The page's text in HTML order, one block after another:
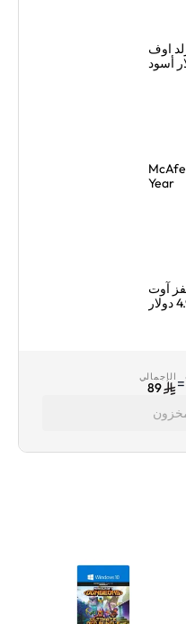
اوف
Year
آوت
= الإجمالي
89